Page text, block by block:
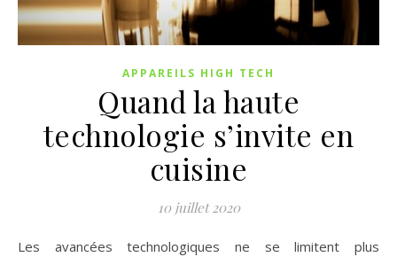
APPAREILS HIGH TECH
Quand la haute
technologie s’invite en
cuisine
10 juillet 2020
Les avancées technologiques ne se limitent plus